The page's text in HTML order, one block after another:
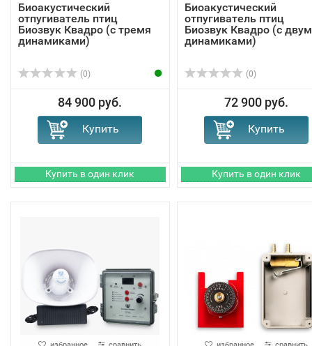
Биоакустический
отпугиватель птиц
Биозвук Квадро (с тремя
динамиками)
(0)
84 900 руб.
Биоакустический
отпугиватель птиц
Биозвук Квадро (с
динамиками)
(0)
72 900 руб.